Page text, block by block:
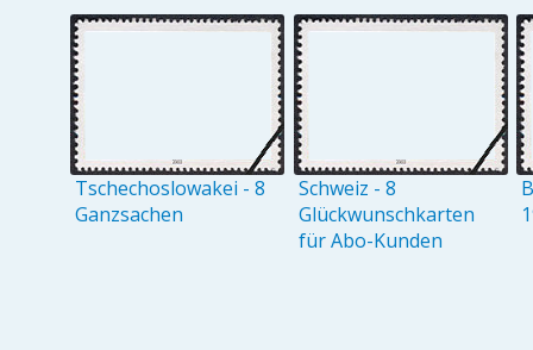
Tschechoslowakei - 8
Ganzsachen
Schweiz - 8
Glückwunschkarten
für Abo-Kunden